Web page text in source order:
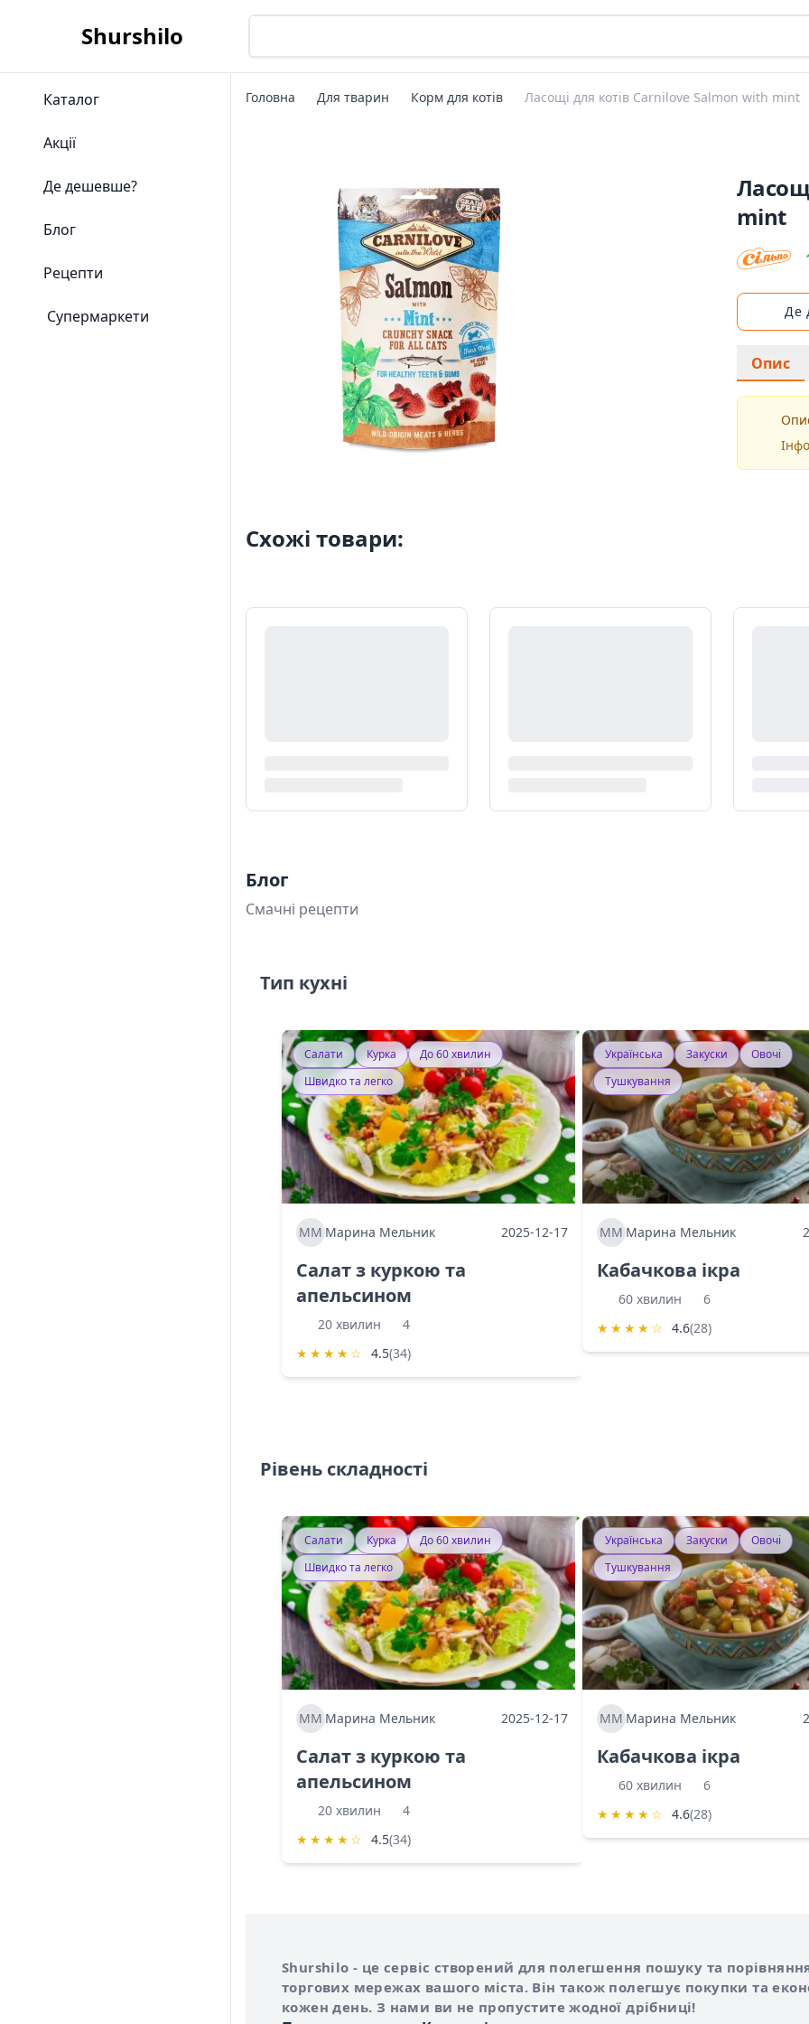
Shurshilo
Каталог
Акції
Де дешевше?
Блог
Рецепти
Супермаркети
Головна Для тварин Корм для котів Ласощі для котів Carnilove Salmon with mint
mint
Де
Опис
Схожі товари:
Блог
Смачні рецепти
Тип кухні
Салати Курка
До 60 хвилин
Швидко та легко
ММ Марина Мельник 2025-12-17
Салат з куркою та
апельсином
20 хвилин
4
★ ★ ★ ★ ☆ 4.5(34)
Українська Закуски
Овочі
Тушкування
ММ Марина Мельник
Кабачкова ікра
60 хвилин
6
★ ★ ★ ★ ☆ 4.6(28)
Рівень складності
Салати Курка
До 60 хвилин
Швидко та легко
ММ Марина Мельник 2025-12-17
Салат з куркою та
апельсином
20 хвилин
4
★ ★ ★ ★ ☆ 4.5(34)
Українська Закуски
Овочі
Тушкування
ММ Марина Мельник
Кабачкова ікра
60 хвилин
6
★ ★ ★ ★ ☆ 4.6(28)
Про сервіс Shurshilo
Shurshilo - це сервіс створений для полегшення пошуку та
торгових мережах вашого міста. Він також полегшує покупки та
кожен день. З нами ви не пропустите жодної дрібниці!